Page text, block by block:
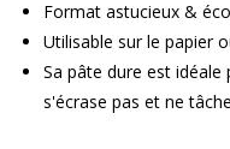
Format astucieux &
Utilisable sur le papier
Sa pâte dure est idéale
s'écrase pas et ne